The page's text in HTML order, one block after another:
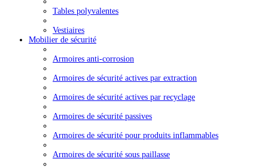
Tables polyvalentes
Vestiaires
Mobilier de sécurité
Armoires anti-corrosion
Armoires de sécurité actives par extraction
Armoires de sécurité actives par recyclage
Armoires de sécurité passives
Armoires de sécurité pour produits inflammables
Armoires de sécurité sous paillasse